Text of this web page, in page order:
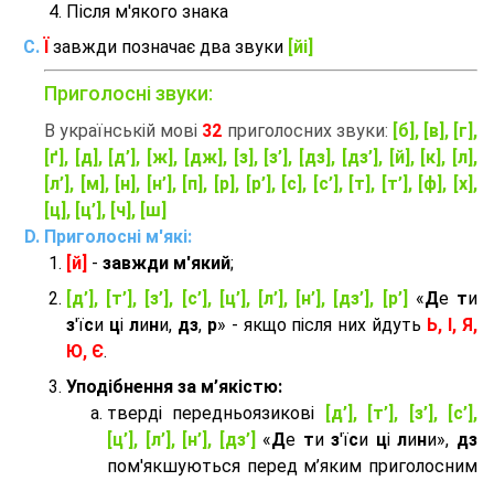
Після м'якого знака
завжди позначає два звуки [йі]
Приголосні звуки:
В українській мові 32 приголосних звуки: [б], [в], [г],
[ґ], [д], [д’], [ж], [дж], [з], [з’], [дз], [дз’], [й], [к], [л],
[л’], [м], [н], [н’], [п], [р], [р’], [с], [с’], [т], [т’], [ф], [х],
[ц], [ц’], [ч], [ш]
Приголосні м'які:
[й] - завжди м'який;
[д’], [т’], [з’], [с’], [ц’], [л’], [н’], [дз’], [р’]
«Де ти
з'їси ці лини, дз, р» - якщо після них йдуть Ь, І, Я,
Ю, Є.
Уподібнення за м’якістю:
тверді передньоязикові
[д’], [т’], [з’], [с’],
[ц’], [л’], [н’], [дз’] «Де тиз'їси цілини», дз
пом'якшуються перед м’яким приголосним